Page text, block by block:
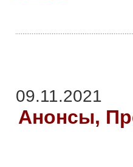
09.11.2021
Анонсы,